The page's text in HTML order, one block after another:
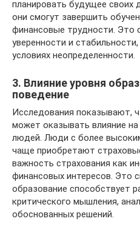
планировать будущее своих
они смогут завершить
финансовые трудности. Это
уверенности и
условиях неопределенности.
3. Влияние уровня
поведение
Исследования показывают,
может оказывать влияние
людей. Люди с более
чаще приобретают
важность страхования как
финансовых интересов. Это
образование способствует
критического мышления,
обоснованных решений.